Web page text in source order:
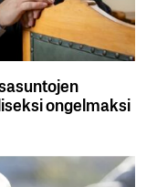
ongelmaksi